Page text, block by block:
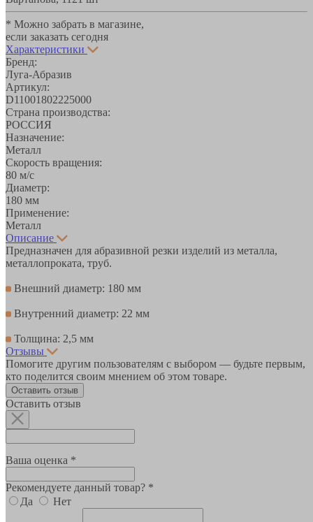
* Можно забрать в магазине,
если заказать сегодня
Характеристики
Бренд:
Луга-Абразив
Артикул:
D11001802225000
Страна производства:
РОССИЯ
Назначение:
Металл
Скорость вращения:
80 м/с
Диаметр:
180 мм
Применение:
Металл
Описание
Предназначен для абразивной резки изделий из металла,
металлопроката, труб.
Внешний диаметр: 180 мм
Внутренний диаметр: 22 мм
Толщина: 2,5 мм
Отзывы
Помогите другим пользователям с выбором — будьте первым,
кто поделится своим мнением об этом товаре.
Оставить отзыв
Оставить отзыв
Ваша оценка *
Рекомендуете данный товар? *
Да
Нет